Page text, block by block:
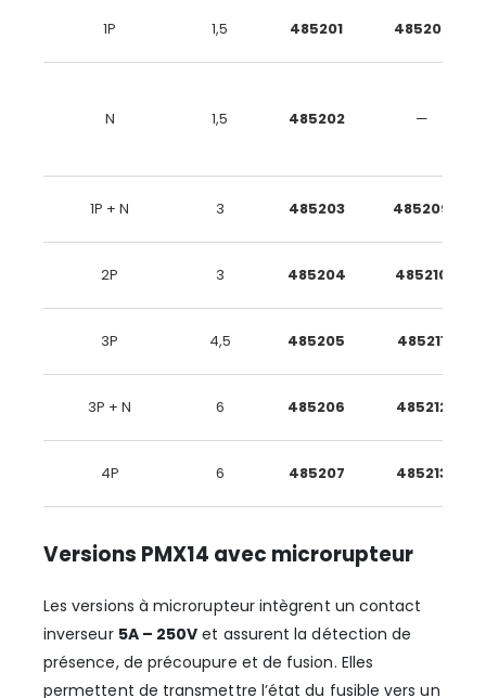
1P 1,5 485201 485208
N 1,5 485202 —
1P + N 3 485203 485209
2P 3 485204 485210
3P 4,5 485205 485211
3P + N 6 485206 485212
4P 6 485207 485213
Versions PMX14 avec microrupteur
Les versions à microrupteur intègrent un contact
inverseur 5A – 250V et assurent la détection de
présence, de précoupure et de fusion. Elles
permettent de transmettre l’état du fusible vers un